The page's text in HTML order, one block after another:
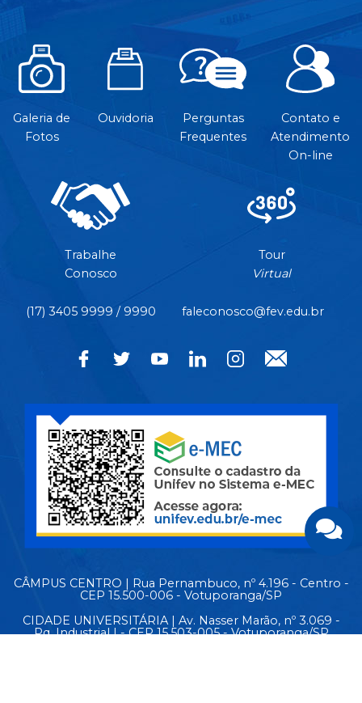
Galeria de
Fotos
Ouvidoria
Perguntas
Frequentes
Contato e
Atendimento
On-line
Trabalhe
Conosco
Tour
Virtual
(17) 3405 9999 / 9990 faleconosco@fev.edu.br
CÂMPUS CENTRO | Rua Pernambuco, nº 4.196 - Centro -
CEP 15.500-006 - Votuporanga/SP
CIDADE UNIVERSITÁRIA | Av. Nasser Marão, nº 3.069 -
Pq. Industrial I - CEP 15.503-005 - Votuporanga/SP